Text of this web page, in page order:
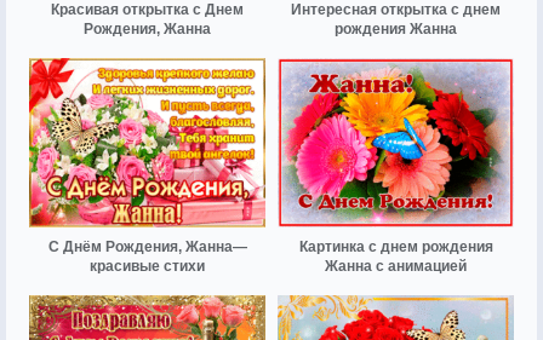
Красивая открытка с Днем
Рождения, Жанна
Интересная открытка с днем
рождения Жанна
С Днём Рождения, Жанна—
красивые стихи
Картинка с днем рождения
Жанна с анимацией